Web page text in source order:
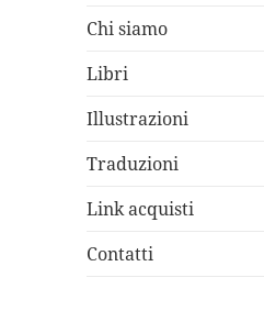
Chi siamo
Libri
Illustrazioni
Traduzioni
Link acquisti
Contatti